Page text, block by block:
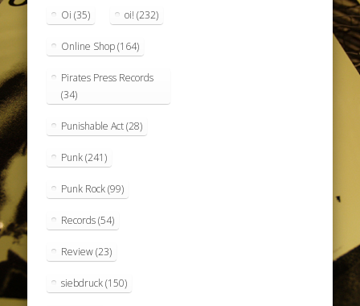
Oi (35) oi! (232)
Online Shop(164)
Pirates Press Records
(34)
Punishable Act(28)
Punk(241)
Punk Rock(99)
Records(54)
Review(23)
siebdruck(150)